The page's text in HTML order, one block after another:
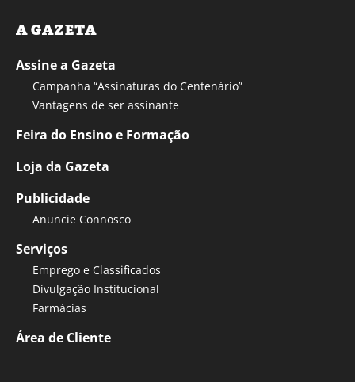
A GAZETA
Assine a Gazeta
Campanha “Assinaturas do Centenário”
Vantagens de ser assinante
Feira do Ensino e Formação
Loja da Gazeta
Publicidade
Anuncie Connosco
Serviços
Emprego e Classificados
Divulgação Institucional
Farmácias
Área de Cliente